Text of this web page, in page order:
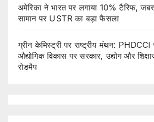
अमेरिका ने भारत पर लगाया 10% टैरिफ,
सामान पर USTR का बड़ा फैसला
ग्रीन केमिस्ट्री पर राष्ट्रीय मंथन:
औद्योगिक विकास पर सरकार, उद्योग और
रोडमैप